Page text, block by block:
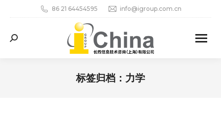
86 21 64454595 info@igroup.com.cn
Search:
标签归档： 力学